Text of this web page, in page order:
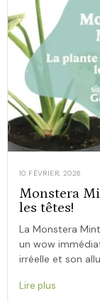
10 FÉVRIER, 2026
Monstera
les têtes!
La Monstera
un wow
irréelle et son
Lire plus